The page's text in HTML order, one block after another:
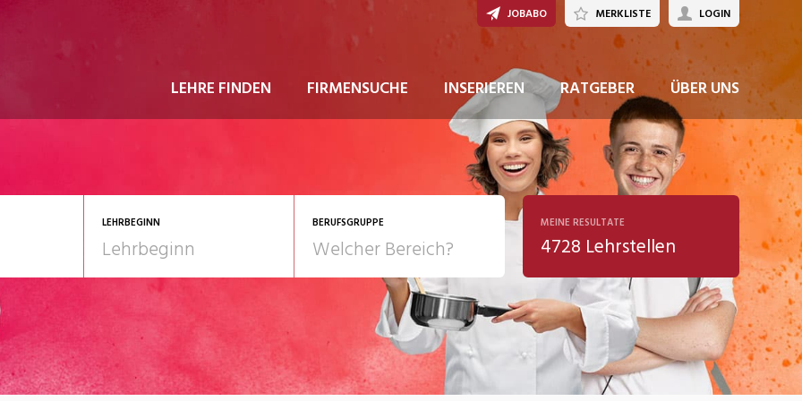
LEHRE FINDEN FIRMENSUCHE INSERIEREN RATGEBER ÜBER UNS
JOBABO MERKLISTE LOGIN
LEHRBEGINN BERUFSGRUPPE
Gesundheit/Pflege/Soziales
Telco
Kultur
MEINE RESULTATE
4728 Lehrstellen
JETZT BEWERBEN